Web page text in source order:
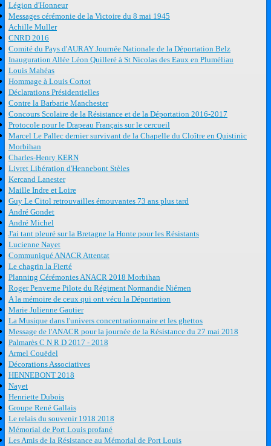
Légion d'Honneur
Messages cérémonie de la Victoire du 8 mai 1945
Achille Muller
CNRD 2016
Comité du Pays d'AURAY Journée Nationale de la Déportation Belz
Inauguration Allée Léon Quilleré à St Nicolas des Eaux en Pluméliau
Louis Mahéas
Hommage à Louis Cortot
Déclarations Présidentielles
Contre la Barbarie Manchester
Concours Scolaire de la Résistance et de la Déportation 2016-2017
Protocole pour le Drapeau Français sur le cercueil
Marcel Le Pallec dernier survivant de la Chapelle du Cloître en Quistinic
Morbihan
Charles-Henry KERN
Livret Libération d'Hennebont Stèles
Kercand Lanester
Maille Indre et Loire
Guy Le Citol retrouvailles émouvantes 73 ans plus tard
André Gondet
André Michel
J'ai tant pleuré sur la Bretagne la Honte pour les Résistants
Lucienne Nayet
Communiqué ANACR Attentat
Le chagrin la Fierté
Planning Cérémonies ANACR 2018 Morbihan
Roger Penverne Pilote du Régiment Normandie Niémen
A la mémoire de ceux qui ont vécu la Déportation
Marie Julienne Gautier
La Musique dans l'univers concentrationnaire et les ghettos
Message de l'ANACR pour la journée de la Résistance du 27 mai 2018
Palmarès C N R D 2017 - 2018
Armel Couëdel
Décorations Associatives
HENNEBONT 2018
Nayet
Henriette Dubois
Groupe René Gallais
Le relais du souvenir 1918 2018
Mémorial de Port Louis profané
Les Amis de la Résistance au Mémorial de Port Louis